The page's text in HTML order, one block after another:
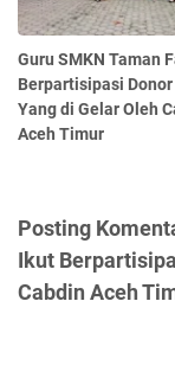
Guru SMKN Taman
Berpartisipasi Donor
Yang di Gelar Oleh
Aceh Timur
Posting
Ikut
Cabdin Aceh